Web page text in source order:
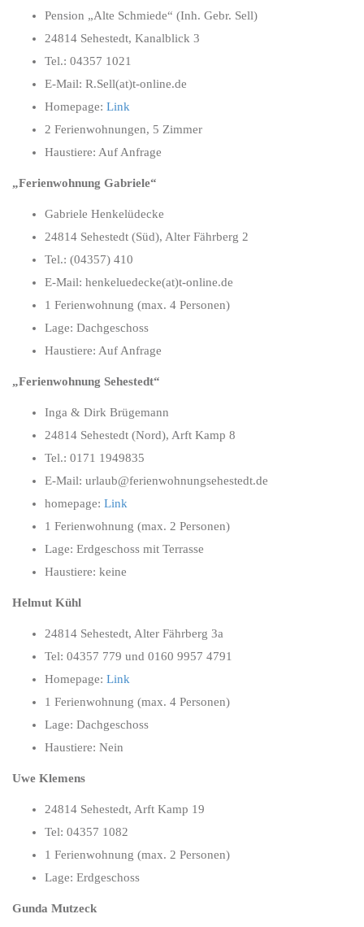
Pension „Alte Schmiede“ (Inh. Gebr. Sell)
24814 Sehestedt, Kanalblick 3
Tel.: 04357 1021
E-Mail: R.Sell(at)t-online.de
Homepage: Link
2 Ferienwohnungen, 5 Zimmer
Haustiere: Auf Anfrage
„Ferienwohnung Gabriele“
Gabriele Henkelüdecke
24814 Sehestedt (Süd), Alter Fährberg 2
Tel.: (04357) 410
E-Mail: henkeluedecke(at)t-online.de
1 Ferienwohnung (max. 4 Personen)
Lage: Dachgeschoss
Haustiere: Auf Anfrage
„Ferienwohnung Sehestedt“
Inga & Dirk Brügemann
24814 Sehestedt (Nord), Arft Kamp 8
Tel.: 0171 1949835
E-Mail: urlaub@ferienwohnungsehestedt.de
homepage: Link
1 Ferienwohnung (max. 2 Personen)
Lage: Erdgeschoss mit Terrasse
Haustiere: keine
Helmut Kühl
24814 Sehestedt, Alter Fährberg 3a
Tel: 04357 779 und 0160 9957 4791
Homepage: Link
1 Ferienwohnung (max. 4 Personen)
Lage: Dachgeschoss
Haustiere: Nein
Uwe Klemens
24814 Sehestedt, Arft Kamp 19
Tel: 04357 1082
1 Ferienwohnung (max. 2 Personen)
Lage: Erdgeschoss
Gunda Mutzeck